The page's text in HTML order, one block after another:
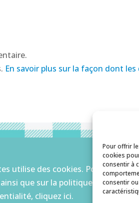
Pour offrir
cookies
consentir à
consentir
En savoir plus sur la façon dont les
utilise des cookies. Pour
que sur la politique de
cliquez ici.